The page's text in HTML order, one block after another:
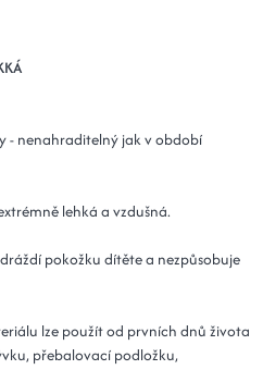
- nenahraditelný jak v období
lehká a vzdušná.
pokožku dítěte a nezpůsobuje
lze použít od prvních dnů života
přebalovací podložku,